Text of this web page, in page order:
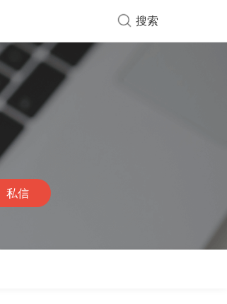
搜索
私信